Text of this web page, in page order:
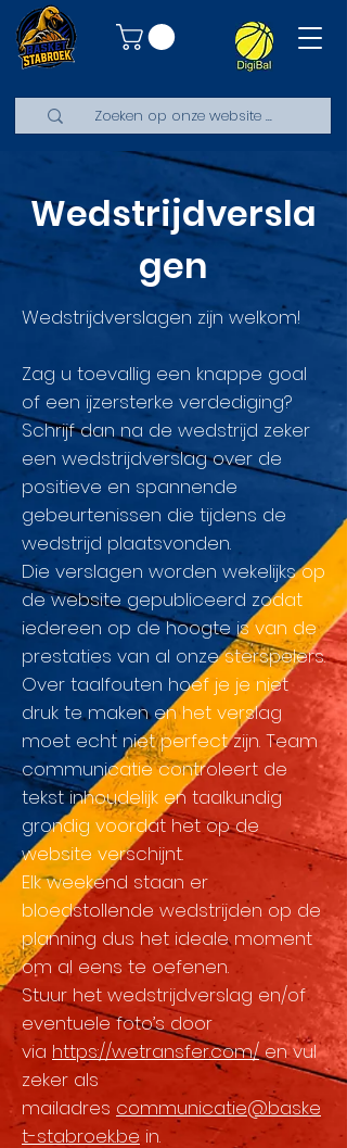
Wedstrijdversla
gen
Wedstrijdverslagen zijn welkom!
Zag u toevallig een knappe goal
of een ijzersterke verdediging?
Schrijf dan na de wedstrijd zeker
een wedstrijdverslag over de
positieve en spannende
gebeurtenissen die tijdens de
wedstrijd plaatsvonden.
Die verslagen worden wekelijks op
de website gepubliceerd zodat
iedereen op de hoogte is van de
prestaties van al onze sterspelers.
Over taalfouten hoef je je niet
druk te maken en het verslag
moet echt niet perfect zijn. Team
communicatie controleert de
tekst inhoudelijk en taalkundig
grondig voordat het op de
website verschijnt.
Elk weekend staan er
bloedstollende wedstrijden op de
planning dus het ideale moment
om al eens te oefenen.
Stuur het wedstrijdverslag en/of
eventuele foto’s door
via https://wetransfer.com/en vul
zeker als
mailadres communicatie@baske
t-stabroek.be in.